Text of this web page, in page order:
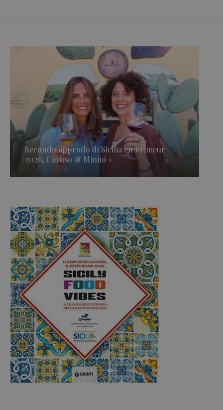
Secondo approdo di Sicilia en Primeur
2026, Caruso & Minini »